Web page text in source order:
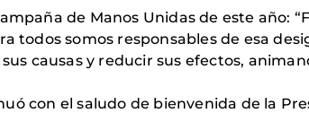
de Manos Unidas de este año:
todos somos responsables de esa
causas y reducir sus efectos,
con el saludo de bienvenida de la